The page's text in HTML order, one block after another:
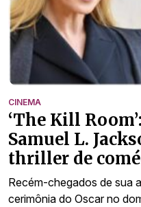
CINEMA
‘The Kill
Samuel L.
thriller de
Recém-chegados de sua
cerimônia do Oscar no